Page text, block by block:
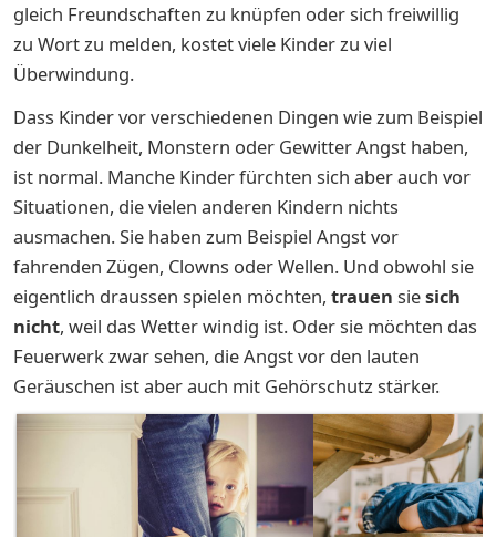
gleich Freundschaften zu knüpfen oder sich freiwillig
zu Wort zu melden, kostet viele Kinder zu viel
Überwindung.
Dass Kinder vor verschiedenen Dingen wie zum Beispiel
der Dunkelheit, Monstern oder Gewitter Angst haben,
ist normal. Manche Kinder fürchten sich aber auch vor
Situationen, die vielen anderen Kindern nichts
ausmachen. Sie haben zum Beispiel Angst vor
fahrenden Zügen, Clowns oder Wellen. Und obwohl sie
eigentlich draussen spielen möchten, trauen siesich
nicht, weil das Wetter windig ist. Oder sie möchten das
Feuerwerk zwar sehen, die Angst vor den lauten
Geräuschen ist aber auch mit Gehörschutz stärker.